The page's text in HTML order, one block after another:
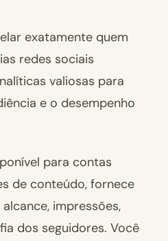
exatamente quem
redes sociais
valiosas para
e o desempenho
para contas
de conteúdo, fornece
impressões,
dos seguidores. Você